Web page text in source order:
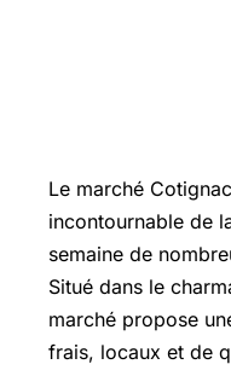
Le marché
incontournable de
semaine de
Situé dans le
marché propose
frais, locaux et de